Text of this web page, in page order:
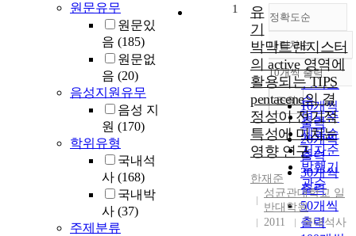
원문유무
원문있
음 (185)
원문없
음 (20)
음성지원유무
음성 지
원 (170)
학위유형
국내석
사 (168)
국내박
사 (37)
주제분류
정확도순
정확도
순
인기도
순
연도순
제목순
저자순
발행기
관순
내림차순
내림차순
10개씩 출력
10개씩
출력
20개씩
출력
30개씩
출력
50개씩
출력
조회
1
유
기
박막트랜지스터
의 active 영역에
활용되는 TIPS
pentacene의 결
정성이 전기적
특성에 미치는
영향 연구
한재준
성균관대학교 일
반대학원
2011
국내석사